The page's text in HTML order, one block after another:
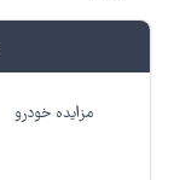
مزایده خودرو